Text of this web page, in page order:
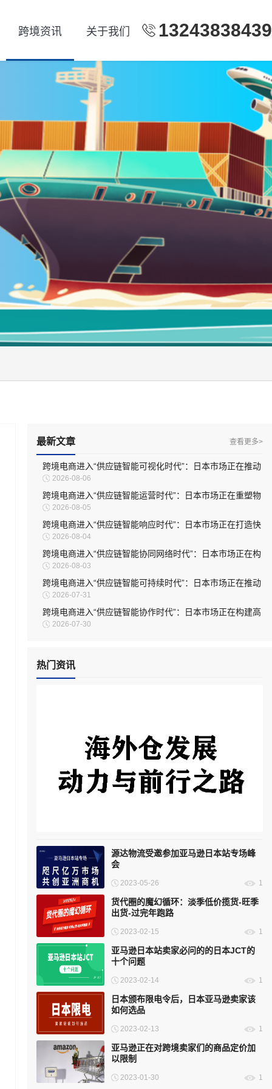
13243838439
跨境资讯 关于我们
最新文章 查看更多>
跨境电商进入“供应链智能可视化时代”：日本市场正在推动
物流管理全面升级
2026-08-06
跨境电商进入“供应链智能运营时代”：日本市场正在重塑物
流服务模式
2026-08-05
跨境电商进入“供应链智能响应时代”：日本市场正在打造快
速适应型物流体系
2026-08-04
跨境电商进入“供应链智能协同网络时代”：日本市场正在构
建新型物流生态
2026-08-03
跨境电商进入“供应链智能可持续时代”：日本市场正在推动
物流体系绿色升级
2026-07-31
跨境电商进入“供应链智能协作时代”：日本市场正在构建高
效物流生态体系
2026-07-30
热门资讯
源达物流受邀参加亚马逊日本站专场峰
会
2023-05-26 1
货代圈的魔幻循环：淡季低价揽货-旺季
出货-过完年跑路
2023-02-15 1
亚马逊日本站卖家必问的的日本JCT的
十个问题
2023-02-14 1
日本颁布限电令后，日本亚马逊卖家该
如何选品
2023-02-13 1
亚马逊正在对跨境卖家们的商品定价加
以限制
2023-01-30 1